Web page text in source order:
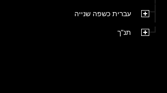
עברית כשפה שנייה
תנ"ך